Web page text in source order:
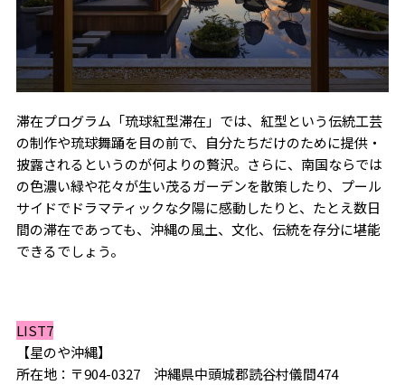
滞在プログラム「琉球紅型滞在」では、紅型という伝統工芸
の制作や琉球舞踊を目の前で、自分たちだけのために提供・
披露されるというのが何よりの贅沢。さらに、南国ならでは
の色濃い緑や花々が生い茂るガーデンを散策したり、プール
サイドでドラマティックな夕陽に感動したりと、たとえ数日
間の滞在であっても、沖縄の風土、文化、伝統を存分に堪能
できるでしょう。
LIST7
【星のや沖縄】
所在地：〒904-0327 沖縄県中頭城郡読谷村儀間474